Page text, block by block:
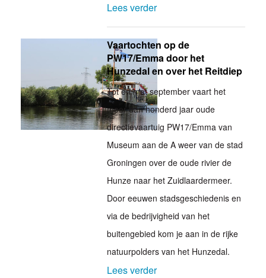
Lees verder
Vaartochten op de
PW17/Emma door het
Hunzedal en over het Reitdiep
Tot en met september vaart het
meer dan honderd jaar oude
directievaartuig PW17/Emma van
Museum aan de A weer van de stad
Groningen over de oude rivier de
Hunze naar het Zuidlaardermeer.
Door eeuwen stadsgeschiedenis en
via de bedrijvigheid van het
buitengebied kom je aan in de rijke
natuurpolders van het Hunzedal.
Lees verder